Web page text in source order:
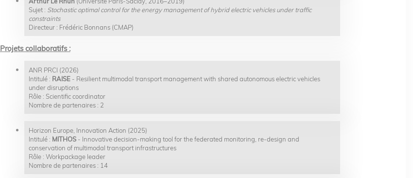
Sujet : Stochastic optimal control for the energy management of hybrid electric vehicles under traffic
constraints
Directeur : Frédéric Bonnans (CMAP)
Projets collaboratifs :
ANR PRCI (2026)
Intitulé : RAISE - Resilient multimodal transport management with shared autonomous electric vehicles
under disruptions
Rôle : Scientific coordinator
Nombre de partenaires : 2
Horizon Europe, Innovation Action (2025)
Intitulé : MITHOS - Innovative decision-making tool for the federated monitoring, re-design and
conservation of multimodal transport infrastructures
Rôle : Workpackage leader
Nombre de partenaires : 14